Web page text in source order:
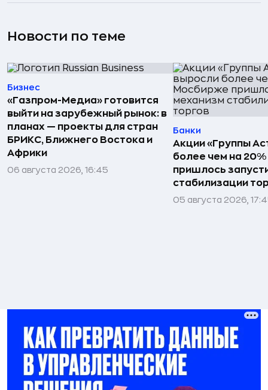
Новости по теме
Бизнес
«Газпром-Медиа» готовится
выйти на зарубежный рынок: в
планах — проекты для стран
БРИКС, Ближнего Востока и
Африки
06 августа 2026, 16:45
Банки
Акции «Группы
более чем на
пришлось
стабилизации
05 августа 2026,